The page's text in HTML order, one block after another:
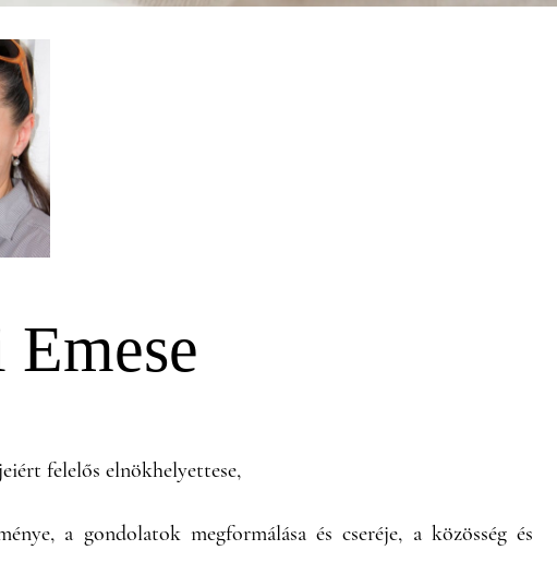
felelős elnökhelyettese,
a gondolatok megformálása és cseréje, a közösség és